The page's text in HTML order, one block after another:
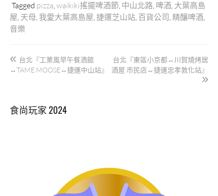
Tagged pizza waikiki搖擺啤酒節 中山北路 啤酒 大葉高島
屋 天母 我愛大葉高島屋 捷運芝山站 百貨公司 精釀啤酒
音樂
文
章
覽
台北『工業風早午餐酒館
↔TAME MOOSE↔捷運中山站』
台北『東區小京都↔川賀燒烤居
酒屋.市民店↔捷運忠孝敦化站』
食尚玩家 2024